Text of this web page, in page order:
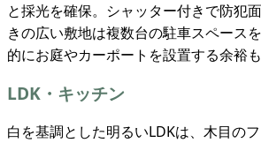
と採光を確保。シャッター付きで防犯
きの広い敷地は複数台の駐車スペース
的にお庭やカーポートを設置する余裕も
LDK・キッチン
白を基調とした明るいLDKは、木目の